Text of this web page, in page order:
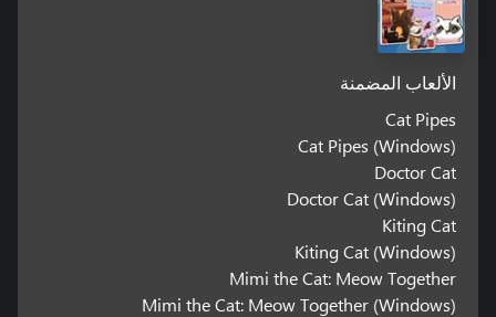
الألعاب المضمنة
Cat Pipes
Cat Pipes (Windows)
Doctor Cat
Doctor Cat (Windows)
Kiting Cat
Kiting Cat (Windows)
Mimi the Cat: Meow Together
Mimi the Cat: Meow Together (Windows)